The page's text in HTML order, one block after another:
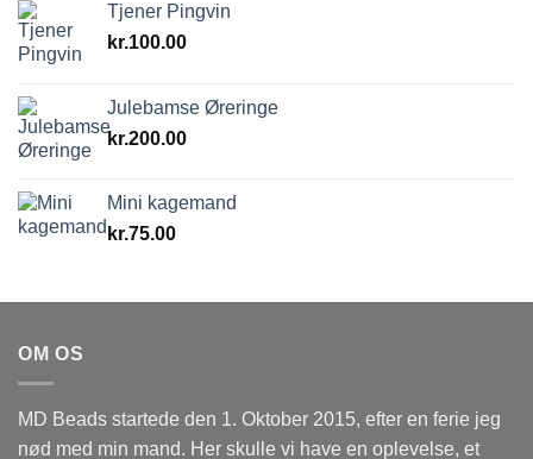
Tjener Pingvin
kr.100.00
Julebamse Øreringe
kr.200.00
Mini kagemand
kr.75.00
OM OS
MD Beads startede den 1. Oktober 2015, efter en ferie jeg
nød med min mand. Her skulle vi have en oplevelse, et